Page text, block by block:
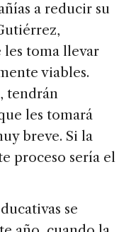
a reducir su
toma llevar
viables.
tendrán
les tomará
breve. Si la
proceso sería el
se